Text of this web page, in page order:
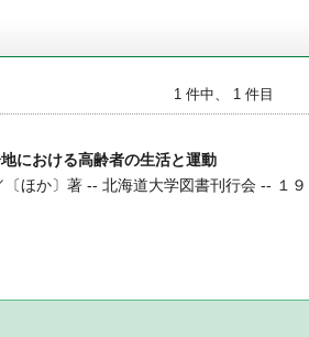
1 件中、 1 件目
における高齢者の生活と運動
〔ほか〕著 -- 北海道大学図書刊行会 -- １